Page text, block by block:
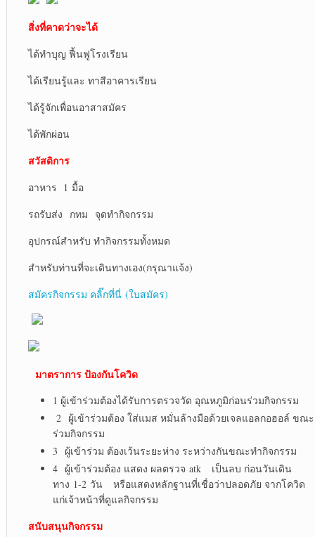
สิ่งที่คาดว่าจะได้
ได้ทำบุญ ฟื้นฟูโรงเรียน
ได้เรียนรู้และ ทาสีอาคารเรียน
ได้รู้จักเพื่อนอาสาสมัคร
ได้พักผ่อน
สวัสดิการ
อาหาร 1 มื้อ
รถรับส่ง กทม จุดทำกิจกรรม
อุปกรณ์สำหรับ ทำกิจกรรมทั้งหมด
สำหรับท่านที่จะเดินทางเอง(กรุณาแจ้ง)
สมัครกิจกรรม คลิ๊กที่นี่ (ใบสมัคร)
มาตราการ ป้องกันโควิด
1 ผู้เข้าร่วมต้องได้รับการตรวจวัด อุณหภูมิก่อนร่วมกิจกรรม
2 ผู้เข้าร่วมต้อง ใส่แมส หมั่นล้างมือด้วยเจลแอลกอฮอล์ ขณะ
ร่วมกิจกรรม
3 ผู้เข้าร่วม ต้องเว้นระยะห่าง ระหว่างกันขณะทำกิจกรรม
4 ผู้เข้าร่วมต้อง แสดง ผลตรวจ atk เป็นลบ ก่อนวันเดิน
ทาง 1-2 วัน หรือแสดงหลักฐานที่เชื่อว่าปลอดภัย จากโควิด
แก่เจ้าหน้าที่ดูแลกิจกรรม
สนับสนุนกิจกรรม